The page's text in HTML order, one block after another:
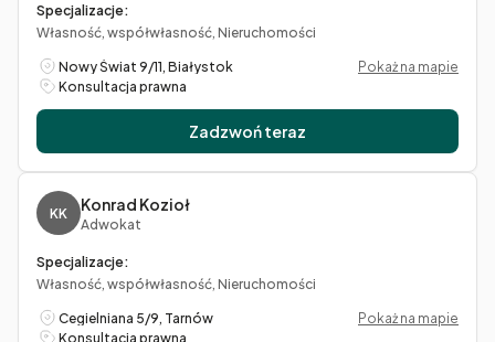
Specjalizacje:
Własność, współwłasność, Nieruchomości
Nowy Świat 9/11, Białystok
Pokaż na mapie
Konsultacja prawna
Zadzwoń teraz
KK Konrad Kozioł
Adwokat
Specjalizacje:
Własność, współwłasność, Nieruchomości
Cegielniana 5/9, Tarnów
Pokaż na mapie
Konsultacja prawna